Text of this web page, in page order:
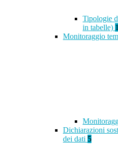
Tipologie
in tabelle) 1
Monitoraggio
Dichiarazioni
dei dati 5